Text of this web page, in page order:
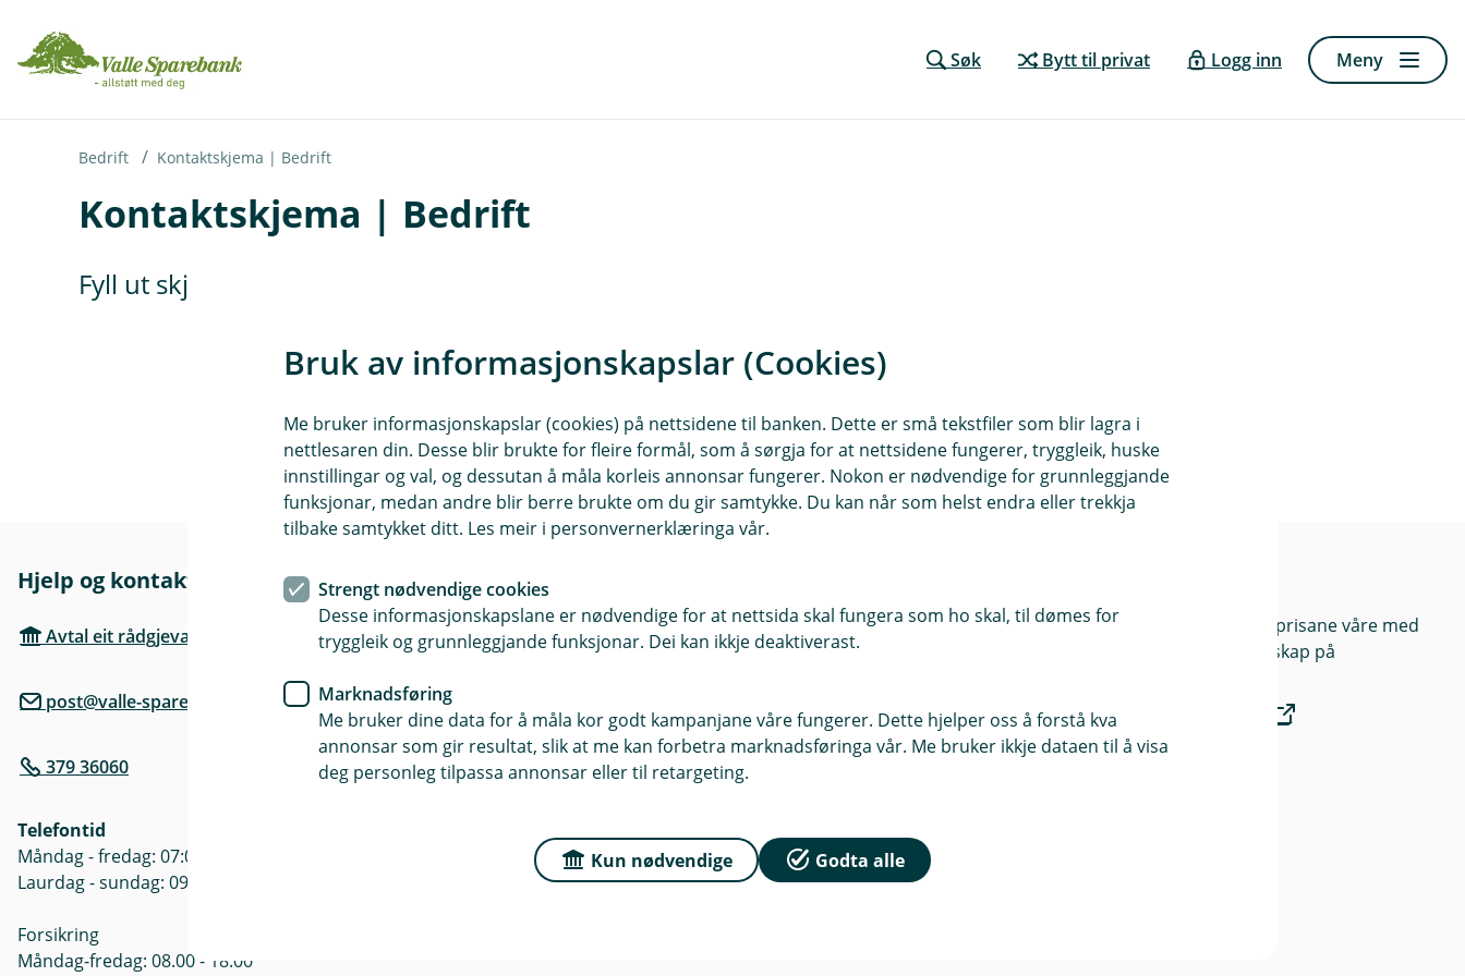
Søk Bytt til privat Logg inn Meny
Bedrift Kontaktskjema | Bedrift
Kontaktskjema | Bedrift
Fyll ut skjemaet under, så tek vi kontakt med deg.
Hjelp og kontakt
Avtal eit rådgjevarmøte
post@valle-sparebank.no
379 36060
Telefontid
Måndag - fredag: 07:00 - 21:00
Laurdag - sundag: 09:00 - 17:00
Forsikring
Måndag-fredag: 08.00 - 18:00
Her finner du oss
Besøksadresse
Nordibøvegen 143, 4747 Valle
Postadresse
Postboks 53, 4746 Valle
Åpningstider
Org.nr: 937 893 922
Klagehåndtering
Du kan samanlikna prisane våre med
prisar frå andre selskap på
Finansportalen.no
Bruk av informasjonskapslar (Cookies)
Me bruker informasjonskapslar (cookies) på nettsidene til banken. Dette er små tekstfiler som blir lagra i
nettlesaren din. Desse blir brukte for fleire formål, som å sørgja for at nettsidene fungerer, tryggleik, huske
innstillingar og val, og dessutan å måla korleis annonsar fungerer. Nokon er nødvendige for grunnleggjande
funksjonar, medan andre blir berre brukte om du gir samtykke. Du kan når som helst endra eller trekkja
tilbake samtykket ditt. Les meir i personvernerklæringa vår.
Strengt nødvendige cookies
Desse informasjonskapslane er nødvendige for at nettsida skal fungera som ho skal, til dømes for
tryggleik og grunnleggjande funksjonar. Dei kan ikkje deaktiverast.
Marknadsføring
Me bruker dine data for å måla kor godt kampanjane våre fungerer. Dette hjelper oss å forstå kva
annonsar som gir resultat, slik at me kan forbetra marknadsføringa vår. Me bruker ikkje dataen til å visa
deg personleg tilpassa annonsar eller til retargeting.
Kun nødvendige Godta alle